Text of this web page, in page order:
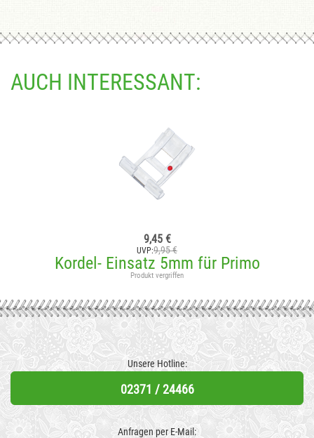
AUCH INTERESSANT:
9,45 €
UVP:9,95 €
Kordel- Einsatz 5mm für Primo
Produkt vergriffen
Unsere Hotline:
02371 / 24466
Anfragen per E-Mail: